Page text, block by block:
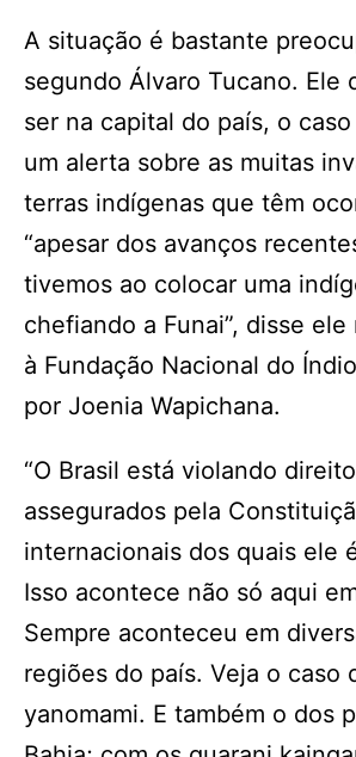
A situação é bastante
segundo Álvaro Tucano. Ele
ser na capital do país, o
um alerta sobre as muitas
terras indígenas que têm
“apesar dos avanços
tivemos ao colocar uma
chefiando a Funai”, disse
à Fundação Nacional do
por Joenia Wapichana.
“O Brasil está violando
assegurados pela
internacionais dos quais ele
Isso acontece não só aqui
Sempre aconteceu em
regiões do país. Veja o caso
yanomami. E também o dos